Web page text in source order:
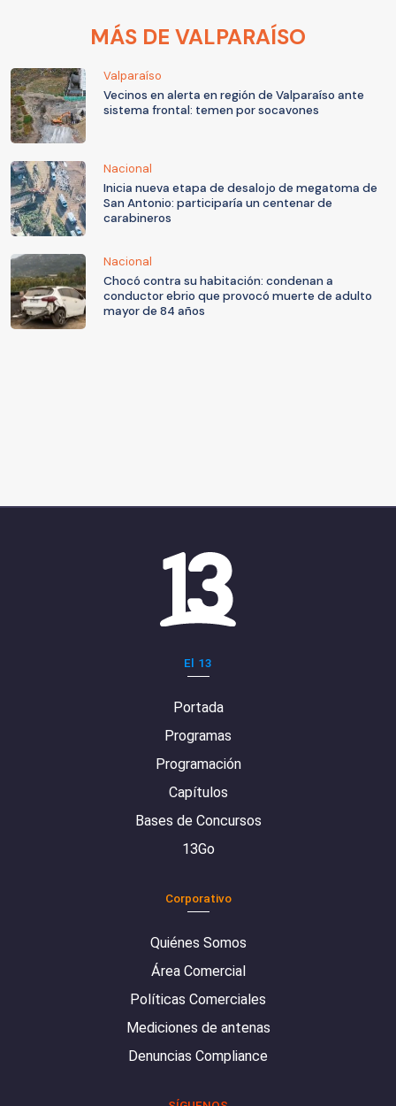
MÁS DE VALPARAÍSO
Valparaíso
Vecinos en alerta en región de Valparaíso ante
sistema frontal: temen por socavones
Nacional
Inicia nueva etapa de desalojo de megatoma de
San Antonio: participaría un centenar de
carabineros
Nacional
Chocó contra su habitación: condenan a
conductor ebrio que provocó muerte de adulto
mayor de 84 años
El 13
Portada
Programas
Programación
Capítulos
Bases de Concursos
13Go
Corporativo
Quiénes Somos
Área Comercial
Políticas Comerciales
Mediciones de antenas
Denuncias Compliance